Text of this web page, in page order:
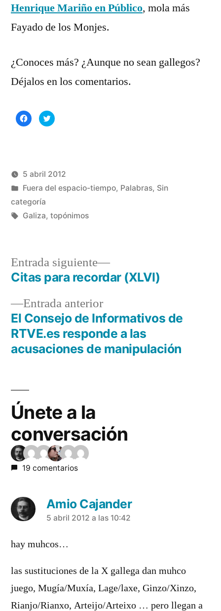
Henrique Mariño en Público, mola más
Fayado de los Monjes.
¿Conoces más? ¿Aunque no sean gallegos?
Déjalos en los comentarios.
Haz
clic
una
ventana
Haz
clic
una
ventana
Publicado
por
Manuel
Rivas
Álvarez
5 abril 2012
Publicado
en
Fuera del espacio-tiempo, Palabras, Sin
categoría
Etiquetas:
Galiza, topónimos
Navegación
de
entradas
Entrada anteriorEntrada
anterior:
El Consejo de Informativos de
RTVE.es responde a las
acusaciones de manipulación
Entrada siguiente
Entrada
siguiente:
Citas para recordar (XLVI)
Únete a la
conversación
19 comentarios
Amio Cajander
dice:
5 abril 2012 a las 10:42
hay muhcos…
las sustituciones de la X gallega dan muhco
juego, Mugía/Muxía, Lage/laxe, Ginzo/Xinzo,
Rianjo/Rianxo, Arteijo/Arteixo … pero llegan a